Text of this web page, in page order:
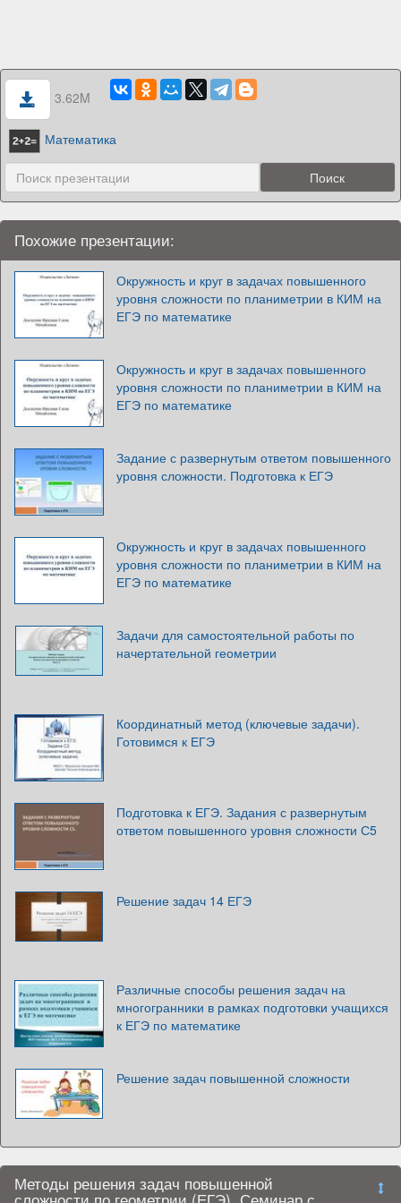
3.62M
Математика
Похожие презентации:
Окружность и круг в задачах повышенного
уровня сложности по планиметрии в КИМ на
ЕГЭ по математике
Окружность и круг в задачах повышенного
уровня сложности по планиметрии в КИМ на
ЕГЭ по математике
Задание с развернутым ответом повышенного
уровня сложности. Подготовка к ЕГЭ
Окружность и круг в задачах повышенного
уровня сложности по планиметрии в КИМ на
ЕГЭ по математике
Задачи для самостоятельной работы по
начертательной геометрии
Координатный метод (ключевые задачи).
Готовимся к ЕГЭ
Подготовка к ЕГЭ. Задания с развернутым
ответом повышенного уровня сложности С5
Решение задач 14 ЕГЭ
Различные способы решения задач на
многогранники в рамках подготовки учащихся
к ЕГЭ по математике
Решение задач повышенной сложности
Методы решения задач повышенной